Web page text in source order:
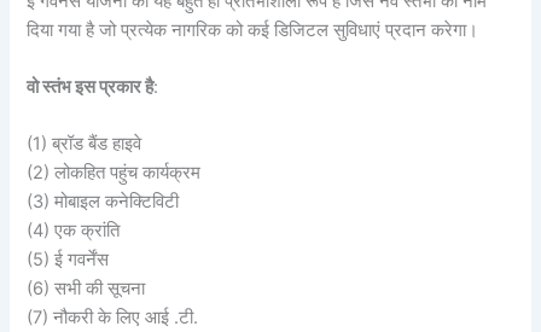
दिया गया है जो प्रत्येक नागरिक को कई डिजिटल सुविधाएं प्रदान करेगा।
वो स्तंभ इस प्रकार है:
(1) ब्रॉड बैंड हाइवे
(2) लोकहित पहुंच कार्यक्रम
(3) मोबाइल कनेक्टिविटी
(4) एक क्रांति
(5) ई गवर्नेंस
(6) सभी की सूचना
(7) नौकरी के लिए आई .टी.